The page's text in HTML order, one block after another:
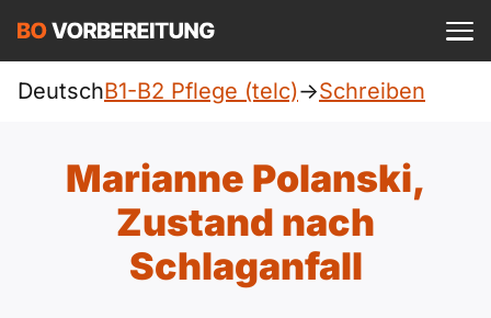
Pflege (telc)
Allgemein
Deutsch
Englisch
A1 Allgemein
A2 Allgemein
Einloggen ist kostenlos?
DeutschB1-B2 Pflege (telc)->Schreiben
Marianne Polanski,
Zustand nach
Schlaganfall